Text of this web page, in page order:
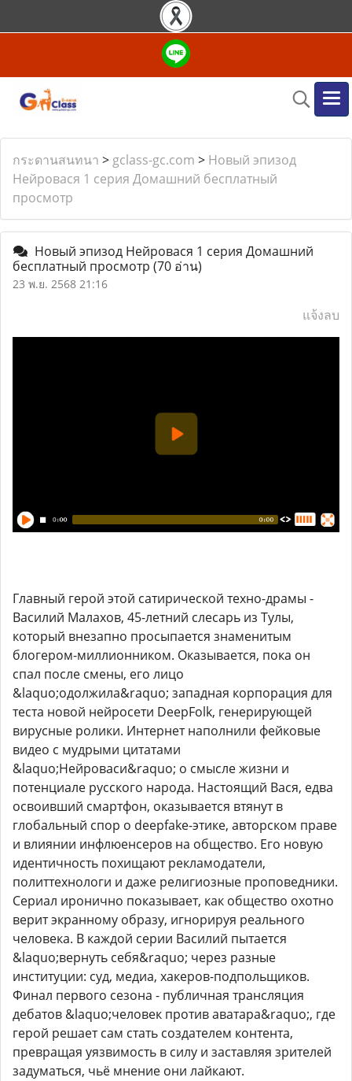
กระดานสนทนา > gclass-gc.com > Новый эпизод
Нейровася 1 серия Домашний бесплатный
просмотр
Новый эпизод Нейровася 1 серия Домашний
бесплатный просмотр (70 อ่าน)
23 พ.ย. 2568 21:16
แจ้งลบ
Главный герой этой сатирической техно-драмы -
Василий Малахов, 45-летний слесарь из Тулы,
который внезапно просыпается знаменитым
блогером-миллионником. Оказывается, пока он
спал после смены, его лицо
&laquo;одолжила&raquo; западная корпорация для
теста новой нейросети DeepFolk, генерирующей
вирусные ролики. Интернет наполнили фейковые
видео с мудрыми цитатами
&laquo;Нейроваси&raquo; о смысле жизни и
потенциале русского народа. Настоящий Вася, едва
освоивший смартфон, оказывается втянут в
глобальный спор о deepfake-этике, авторском праве
и влиянии инфлюенсеров на общество. Его новую
идентичность похищают рекламодатели,
политтехнологи и даже религиозные проповедники.
Сериал иронично показывает, как общество охотно
верит экранному образу, игнорируя реального
человека. В каждой серии Василий пытается
&laquo;вернуть себя&raquo; через разные
институции: суд, медиа, хакеров-подпольщиков.
Финал первого сезона - публичная трансляция
дебатов &laquo;человек против аватара&raquo;, где
герой решает сам стать создателем контента,
превращая уязвимость в силу и заставляя зрителей
задуматься, чьё мнение они лайкают.